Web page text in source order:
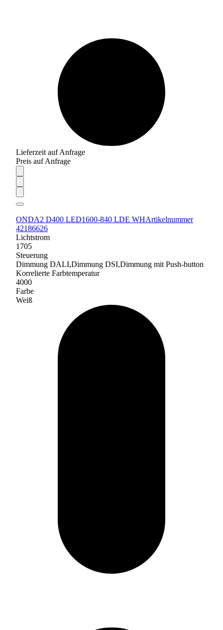
Lieferzeit auf Anfrage
Preis auf Anfrage
ONDA2 D400 LED1600-840 LDE WHArtikelnummer
42186626
Lichtstrom
1705
Steuerung
Dimmung DALI,Dimmung DSI,Dimmung mit Push-button
Korrelierte Farbtemperatur
4000
Farbe
Weiß